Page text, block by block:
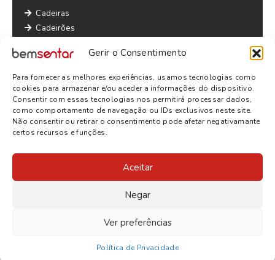
Gerir o Consentimento
Para fornecer as melhores experiências, usamos tecnologias como
cookies para armazenar e/ou aceder a informações do dispositivo.
Consentir com essas tecnologias nos permitirá processar dados,
como comportamento de navegação ou IDs exclusivos neste site.
Não consentir ou retirar o consentimento pode afetar negativamante
certos recursos e funções.
Aceitar
Negar
Ver preferências
Política de Privacidade
Cadeiras
Cadeirões
Sofás
Outras informações
Política de Privacidade
Termos e Condições
WEBSITE BY
SITE.PT